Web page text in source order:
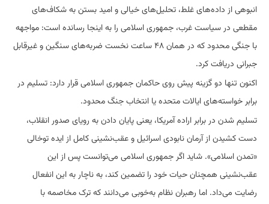
انبوهی از داده‌های غلط، تحلیل‌های خیالی و امید بستن به شکاف‌های
مقطعی در سیاست غرب، جمهوری اسلامی را به اینجا رسانده است: مواجهه
با جنگی محدود که در همان ۴۸ ساعت نخست ضربه‌های سنگین و غیرقابل
جبرانی دریافت کرد.
‏اکنون تنها دو گزینه پیش روی حاکمان جمهوری اسلامی قرار دارد: تسلیم در
برابر خواسته‌های ایالات متحده یا انتخاب جنگ محدود.
‏تسلیم شدن در برابر اراده آمریکا، یعنی پایان دادن به رویای صدور انقلاب،
دست کشیدن از آرمان نابودی اسرائیل و عقب‌نشینی کامل از ایده توخالی
«تمدن اسلامی». شاید اگر جمهوری اسلامی می‌توانست پس از این
عقب‌نشینی همچنان حیات خود را تضمین کند، به ناچار به این انفعال
رضایت می‌داد. اما رهبران نظام به‌خوبی می‌دانند که ترک مخاصمه با